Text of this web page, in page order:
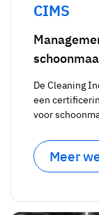
CIMS
De Cleaning
een
voor
Meer